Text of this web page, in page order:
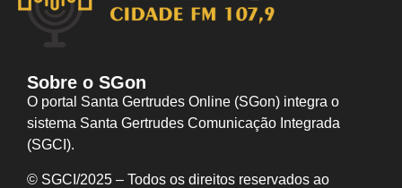
Sobre o SGon
O portal Santa Gertrudes Online (SGon) integra o
sistema Santa Gertrudes Comunicação Integrada
(SGCI).
© SGCI/2025 – Todos os direitos reservados ao